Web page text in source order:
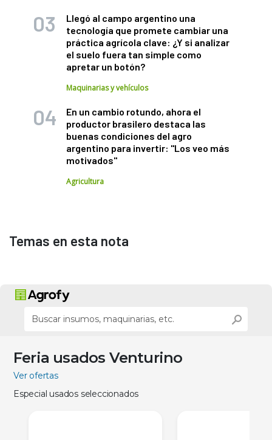
Llegó al campo argentino una
tecnología que promete cambiar una
práctica agrícola clave: ¿Y si analizar
el suelo fuera tan simple como
apretar un botón?
Maquinarias y vehículos
En un cambio rotundo, ahora el
productor brasilero destaca las
buenas condiciones del agro
argentino para invertir: "Los veo más
motivados"
Agricultura
Temas en esta nota
Feria usados Venturino
Ver ofertas
Especial usados seleccionados